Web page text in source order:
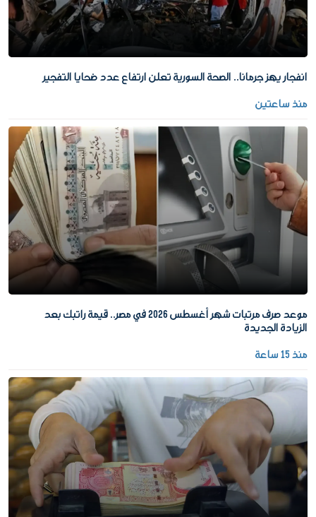
انفجار يهز جرمانا.. الصحة السورية تعلن ارتفاع عدد ضحايا التفجير
منذ ساعتين
موعد صرف مرتبات شهر أغسطس 2026 في مصر.. قيمة راتبك بعد
الزيادة الجديدة
منذ 15 ساعة